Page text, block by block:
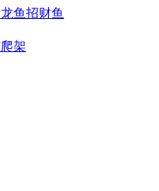
鱼招财鱼
架